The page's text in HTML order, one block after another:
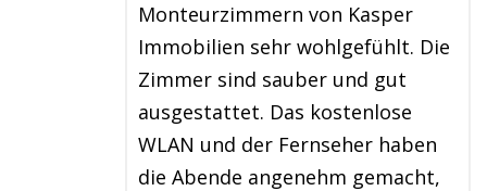
Monteurzimmern von Kasper
Immobilien sehr wohlgefühlt. Die
Zimmer sind sauber und gut
ausgestattet. Das kostenlose
WLAN und der Fernseher haben
die Abende angenehm gemacht,